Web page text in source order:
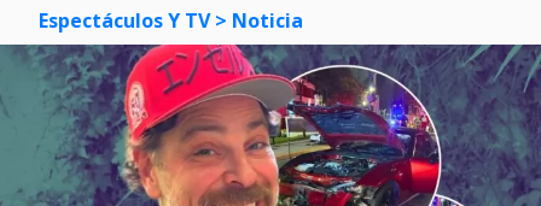
Espectáculos Y TV > Noticia